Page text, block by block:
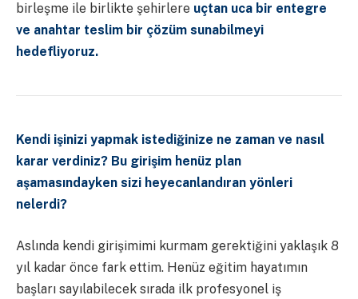
birleşme ile birlikte şehirlere uçtan uca bir entegre
ve anahtar teslim bir çözüm sunabilmeyi
hedefliyoruz.
Kendi işinizi yapmak istediğinize ne zaman ve nasıl
karar verdiniz? Bu girişim henüz plan
aşamasındayken sizi heyecanlandıran yönleri
nelerdi?
Aslında kendi girişimimi kurmam gerektiğini yaklaşık 8
yıl kadar önce fark ettim. Henüz eğitim hayatımın
başları sayılabilecek sırada ilk profesyonel iş